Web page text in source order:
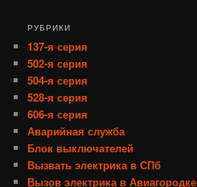
РУБРИКИ
137-я серия
502-я серия
504-я серия
528-я серия
606-я серия
Аварийная служба
Блок выключателей
Вызвать электрика в СПб
Вызов электрика в Авиагородке